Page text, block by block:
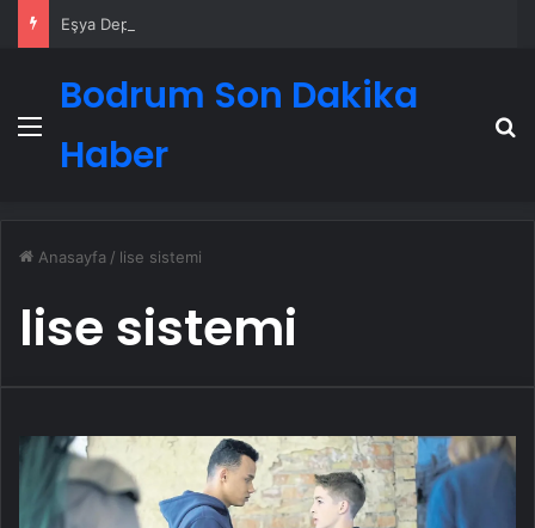
Eşya Depolama Rehberi
Menü
Bodrum Son Dakika
Haber
Anasayfa / lise sistemi
lise sistemi